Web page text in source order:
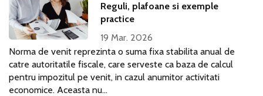
Reguli, plafoane si exemple
practice
19 Mar. 2026
Norma de venit reprezinta o suma fixa stabilita anual de
catre autoritatile fiscale, care serveste ca baza de calcul
pentru impozitul pe venit, in cazul anumitor activitati
economice. Aceasta nu...